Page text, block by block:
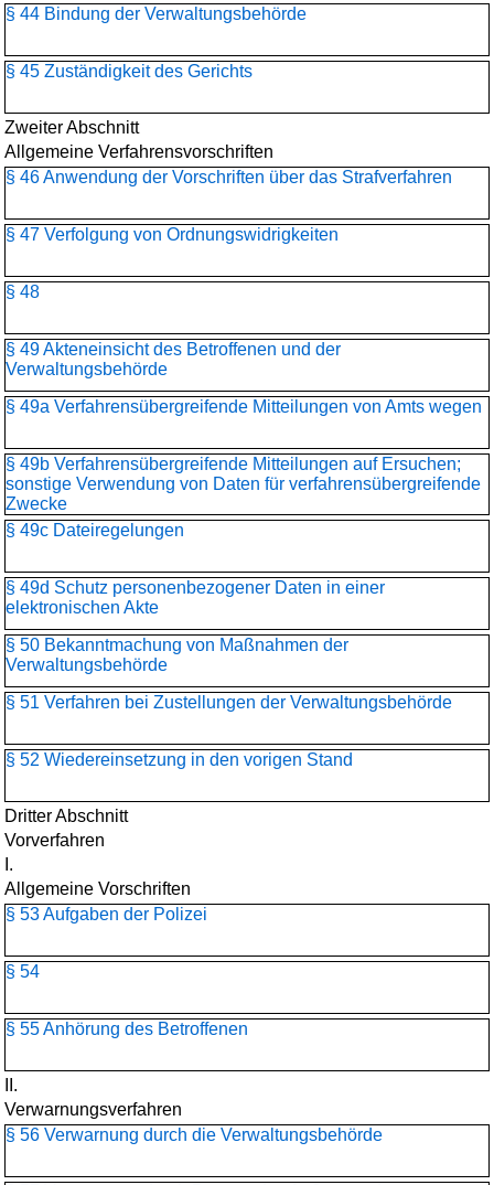
§ 44 Bindung der Verwaltungsbehörde
§ 45 Zuständigkeit des Gerichts
Zweiter Abschnitt
Allgemeine Verfahrensvorschriften
§ 46 Anwendung der Vorschriften über das Strafverfahren
§ 47 Verfolgung von Ordnungswidrigkeiten
§ 48
§ 49 Akteneinsicht des Betroffenen und der
Verwaltungsbehörde
§ 49a Verfahrensübergreifende Mitteilungen von Amts wegen
§ 49b Verfahrensübergreifende Mitteilungen auf Ersuchen;
sonstige Verwendung von Daten für verfahrensübergreifende
Zwecke
§ 49c Dateiregelungen
§ 49d Schutz personenbezogener Daten in einer
elektronischen Akte
§ 50 Bekanntmachung von Maßnahmen der
Verwaltungsbehörde
§ 51 Verfahren bei Zustellungen der Verwaltungsbehörde
§ 52 Wiedereinsetzung in den vorigen Stand
Dritter Abschnitt
Vorverfahren
I.
Allgemeine Vorschriften
§ 53 Aufgaben der Polizei
§ 54
§ 55 Anhörung des Betroffenen
II.
Verwarnungsverfahren
§ 56 Verwarnung durch die Verwaltungsbehörde